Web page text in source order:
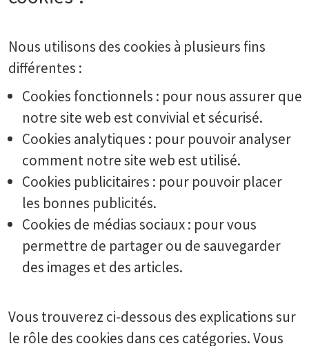
Nous utilisons des cookies à plusieurs fins
différentes :
Cookies fonctionnels : pour nous assurer que
notre site web est convivial et sécurisé.
Cookies analytiques : pour pouvoir analyser
comment notre site web est utilisé.
Cookies publicitaires : pour pouvoir placer
les bonnes publicités.
Cookies de médias sociaux : pour vous
permettre de partager ou de sauvegarder
des images et des articles.
Vous trouverez ci-dessous des explications sur
le rôle des cookies dans ces catégories. Vous